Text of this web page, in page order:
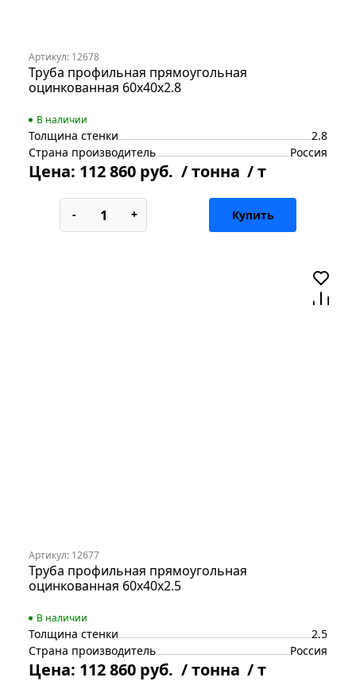
Артикул: 12678
Труба профильная прямоугольная
оцинкованная 60х40х2.8
В наличии
Толщина стенки
2.8
Страна производитель
Россия
Цена: 112 860 руб. / тонна / т
- + Купить
Артикул: 12677
Труба профильная прямоугольная
оцинкованная 60х40х2.5
В наличии
Толщина стенки
2.5
Страна производитель
Россия
Цена: 112 860 руб. / тонна / т